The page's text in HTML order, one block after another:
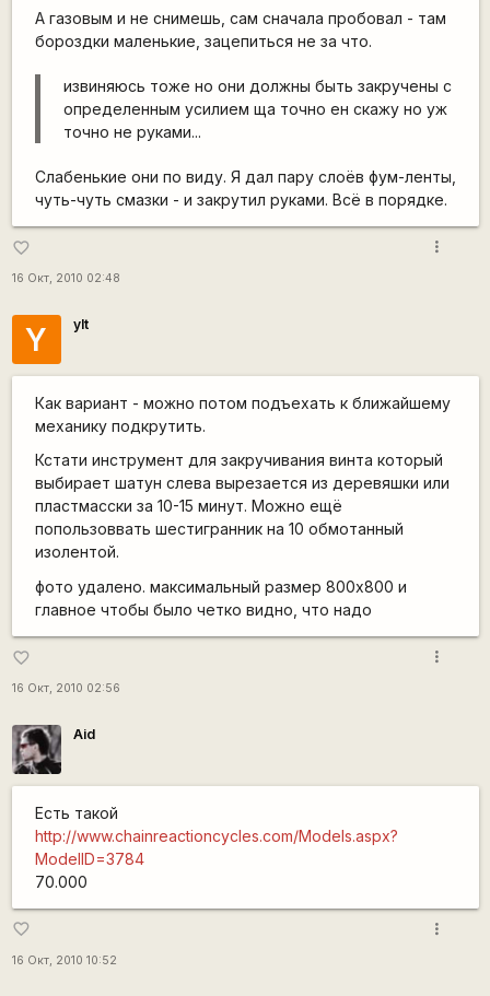
А газовым и не снимешь, сам сначала пробовал - там
бороздки маленькие, зацепиться не за что.
извиняюсь тоже но они должны быть закручены с
определенным усилием ща точно ен скажу но уж
точно не руками...
Слабенькие они по виду. Я дал пару слоёв фум-ленты,
чуть-чуть смазки - и закрутил руками. Всё в порядке.
favorite_border
16 Окт, 2010 02:48
more_vert
Y ylt
Как вариант - можно потом подъехать к ближайшему
механику подкрутить.
Кстати инструмент для закручивания винта который
выбирает шатун слева вырезается из деревяшки или
пластмасски за 10-15 минут. Можно ещё
попользоввать шестигранник на 10 обмотанный
изолентой.
фото удалено. максимальный размер 800х800 и
главное чтобы было четко видно, что надо
favorite_border
16 Окт, 2010 02:56
more_vert
Aid
Есть такой
http://www.chainreactioncycles.com/Models.aspx?
ModelID=3784
70.000
favorite_border
16 Окт, 2010 10:52
more_vert